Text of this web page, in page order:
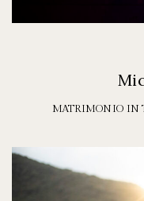
MATRIMONIO IN